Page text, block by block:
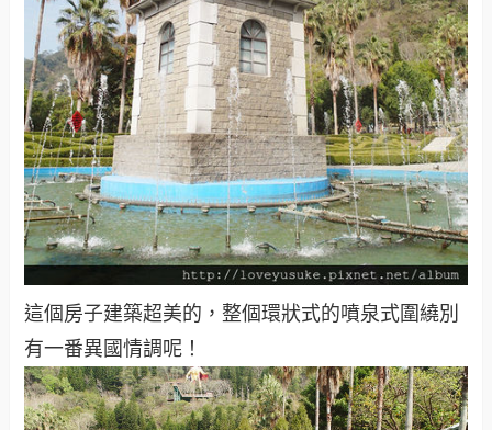
這個房子建築超美的，整個環狀式的噴泉式圍繞別
有一番異國情調呢！